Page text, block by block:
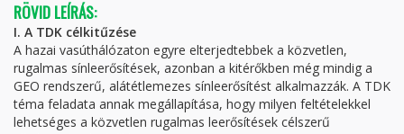
RÖVID LEÍRÁS:
I. A TDK célkitűzése
A hazai vasúthálózaton egyre elterjedtebbek a közvetlen,
rugalmas sínleerősítések, azonban a kitérőkben még mindig a
GEO rendszerű, alátétlemezes sínleerősítést alkalmazzák. A TDK
téma feladata annak megállapítása, hogy milyen feltételekkel
lehetséges a közvetlen rugalmas leerősítések célszerű